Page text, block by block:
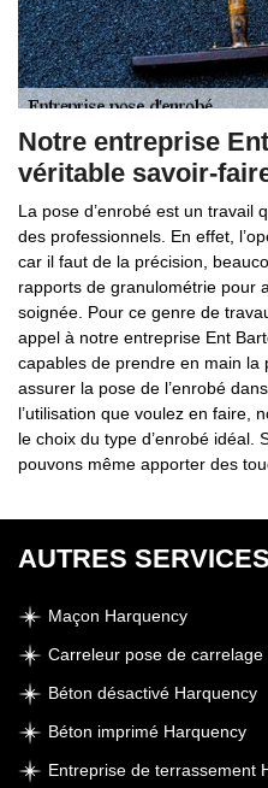
Notre entreprise
véritable savoir-
La pose d’enrobé est un travail
des professionnels. En effet,
car il faut de la précision,
rapports de granulométrie pour
soignée. Pour ce genre de
appel à notre entreprise Ent
capables de prendre en main la
assurer la pose de l’enrobé
l’utilisation que voulez en faire,
le choix du type d’enrobé idéal.
pouvons même apporter des
AUTRES SERVICES
Maçon Harquency
Carreleur pose de carrelage
Béton désactivé Harquency
Béton imprimé Harquency
Entreprise de terrassement